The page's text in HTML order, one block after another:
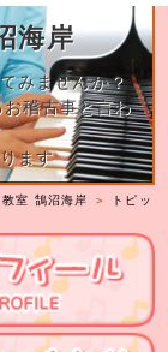
海岸
みませんか？
稽古事と言わ
ます
室 鵠沼海岸 ＞
トピッ